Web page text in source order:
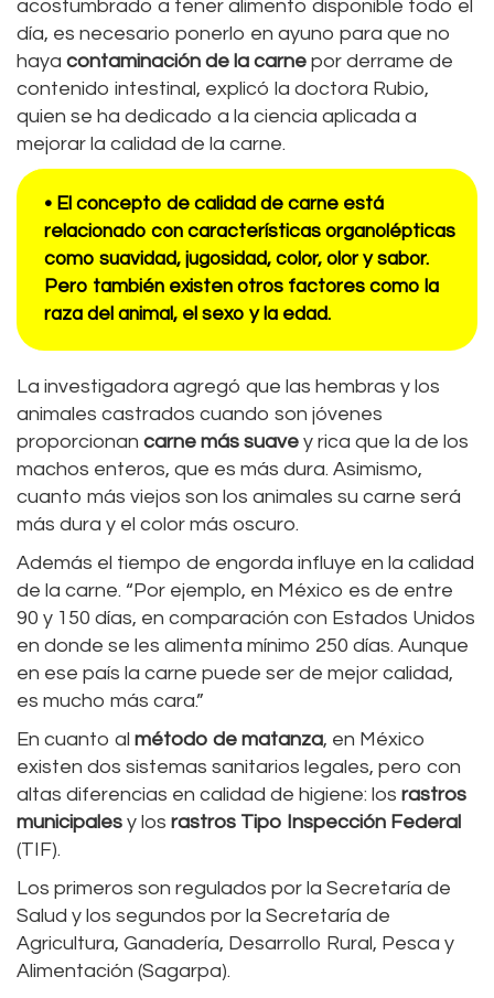
acostumbrado a tener alimento disponible todo el
día, es necesario ponerlo en ayuno para que no
haya contaminación de la carne por derrame de
contenido intestinal, explicó la doctora Rubio,
quien se ha dedicado a la ciencia aplicada a
mejorar la calidad de la carne.
• El concepto de calidad de carne está
relacionado con características organolépticas
como suavidad, jugosidad, color, olor y sabor.
Pero también existen otros factores como la
raza del animal, el sexo y la edad.
La investigadora agregó que las hembras y los
animales castrados cuando son jóvenes
proporcionan carne más suave y rica que la de los
machos enteros, que es más dura. Asimismo,
cuanto más viejos son los animales su carne será
más dura y el color más oscuro.
Además el tiempo de engorda influye en la calidad
de la carne. “Por ejemplo, en México es de entre
90 y 150 días, en comparación con Estados Unidos
en donde se les alimenta mínimo 250 días. Aunque
en ese país la carne puede ser de mejor calidad,
es mucho más cara.”
En cuanto al método de matanza, en México
existen dos sistemas sanitarios legales, pero con
altas diferencias en calidad de higiene: los rastros
municipales y los rastros Tipo Inspección Federal
(TIF).
Los primeros son regulados por la Secretaría de
Salud y los segundos por la Secretaría de
Agricultura, Ganadería, Desarrollo Rural, Pesca y
Alimentación (Sagarpa).